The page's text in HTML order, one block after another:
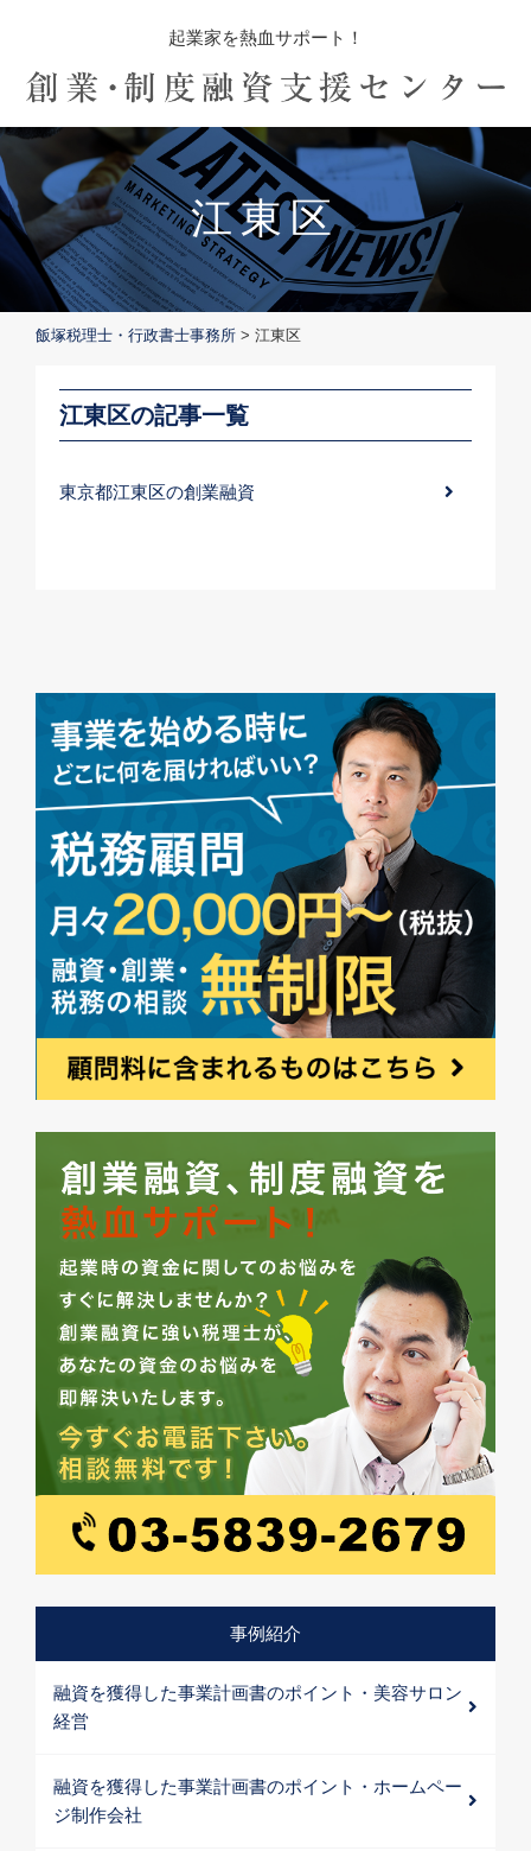
起業家を熱血サポート！
江東区
飯塚税理士・行政書士事務所 > 江東区
江東区の記事一覧
東京都江東区の創業融資
事例紹介
融資を獲得した事業計画書のポイント・美容サロン
経営
融資を獲得した事業計画書のポイント・ホームペー
ジ制作会社